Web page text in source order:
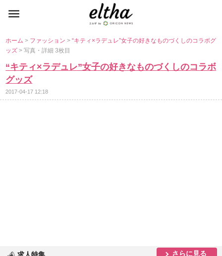
ホーム> ファッション>“キティ×ラデュレ”女子の好きなものづくしのコラボグ
ッズ> 写真・詳細 3枚目
“キティ×ラデュレ”女子の好きなものづくしのコラボ
グッズ
2017-04-17 12:18
さらに見る